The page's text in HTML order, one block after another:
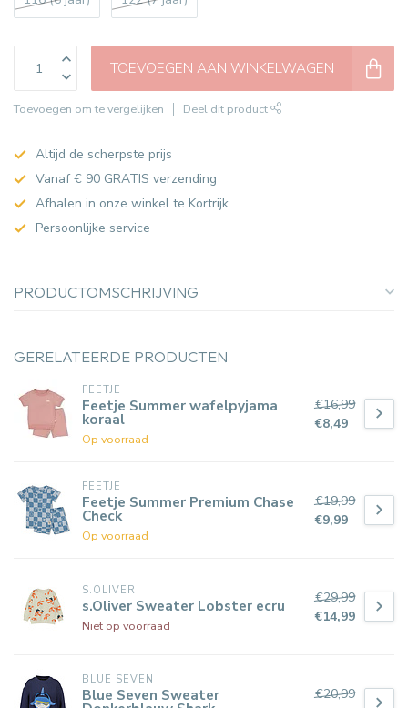
TOEVOEGEN AAN WINKELWAGEN
Toevoegen om te vergelijken Deel dit product
Altijd de scherpste prijs
Vanaf € 90 GRATIS verzending
Afhalen in onze winkel te Kortrijk
Persoonlijke service
PRODUCTOMSCHRIJVING
GERELATEERDE PRODUCTEN
FEETJE
Feetje Summer wafelpyjama
koraal
Op voorraad
€16,99
€8,49
FEETJE
Feetje Summer Premium Chase
Check
Op voorraad
€19,99
€9,99
S.OLIVER
s.Oliver Sweater Lobster ecru
Niet op voorraad
€29,99
€14,99
BLUE SEVEN
Blue Seven Sweater
€20,99